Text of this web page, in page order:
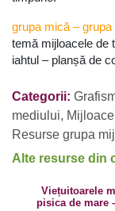
grupa mică – grupa
temă mijloacele de
iahtul – planșă de
Categorii:
mediului,
Resurse grupa
Alte resurse din
Viețuitoarele
pisica de mare